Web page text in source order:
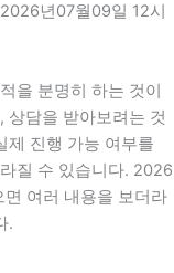
년07월09일 12시
을 분명히 하는 것이
상담을 받아보려는 것
제 진행 가능 여부를
질 수 있습니다. 2026
여러 내용을 보더라
.